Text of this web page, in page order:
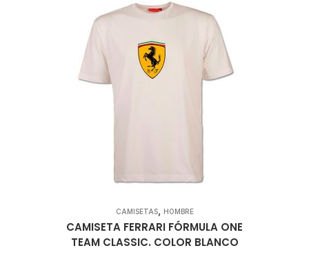
CAMISETAS, HOMBRE
CAMISETA FERRARI FÓRMULA ONE
TEAM CLASSIC. COLOR BLANCO